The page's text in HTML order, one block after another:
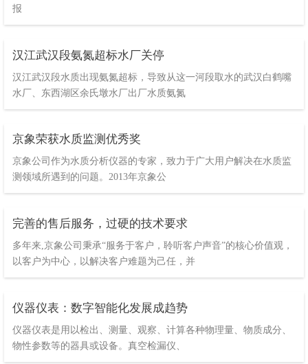
报
汉江武汉段氨氮超标水厂关停
汉江武汉段水质出现氨氮超标，导致从这一河段取水的武汉白鹤嘴
水厂、东西湖区余氏墩水厂出厂水质氨氮
京象荣获水质监测优秀奖
京象公司作为水质分析仪器的专家，致力于广大用户解决在水质监
测领域所遇到的问题。2013年京象公
完善的售后服务，过硬的技术要求
多年来,京象公司秉承“服务于客户，聆听客户声音”的核心价值观，
以客户为中心，以解决客户难题为己任，并
仪器仪表：数字智能化发展成趋势
仪器仪表是用以检出、测量、观察、计算各种物理量、物质成分、
物性参数等的器具或设备。真空检漏仪、